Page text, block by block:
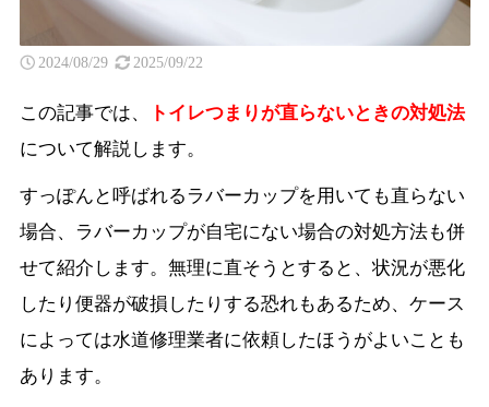
2024/08/29 2025/09/22
この記事では、
トイレつまりが直らないときの対処法
について解説します。
すっぽんと呼ばれるラバーカップを用いても直らない
場合、ラバーカップが自宅にない場合の対処方法も併
せて紹介します。無理に直そうとすると、状況が悪化
したり便器が破損したりする恐れもあるため、ケース
によっては水道修理業者に依頼したほうがよいことも
あります。